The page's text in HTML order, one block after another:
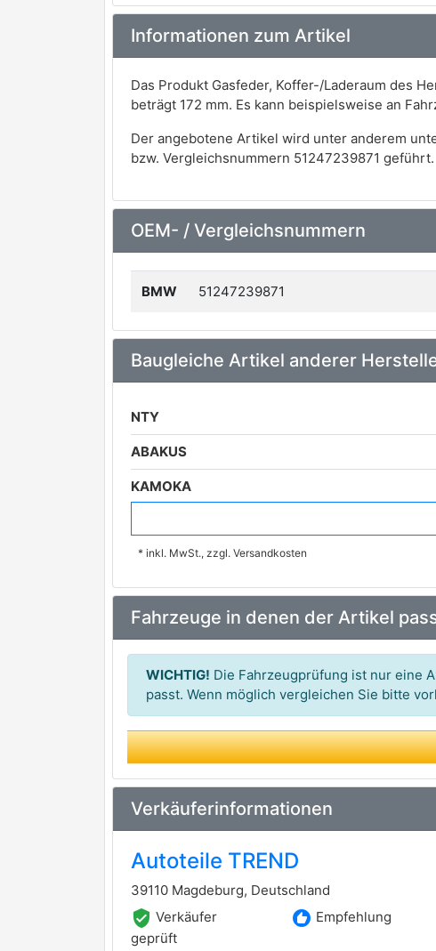
Informationen zum Artikel
Das Produkt Gasfeder, Koffer-/Laderaum des
beträgt 172 mm. Es kann beispielsweise an
Der angebotene Artikel wird unter anderem
bzw. Vergleichsnummern 51247239871 geführt.
OEM- / Vergleichsnummern
BMW 51247239871
Baugleiche Artikel anderer
NTY
ABAKUS
KAMOKA
ESEN SKV
ASHIKA
TOPRAN
MAXGEAR
METZGER AUTOTEILE
LESJÖFORS premium Marke
MONROE premium Marke
FEBI BILSTEIN premium Marke
DOGA
MAGNETI MARELLI
STABILUS
* inkl. MwSt., zzgl. Versandkosten
Fahrzeuge in denen der Artikel
WICHTIG! Die Fahrzeugprüfung ist nur eine
passt. Wenn möglich vergleichen Sie bitte
Verkäuferinformationen
Autoteile TREND
39110 Magdeburg, Deutschland
verified_user Verkäufer
geprüft
recommend Empfehlung